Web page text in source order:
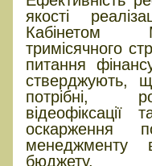
якості
Кабінетом
тримісячного
питання
стверджують,
потрібні,
відеофіксації
оскарження
менеджменту
бюджету.